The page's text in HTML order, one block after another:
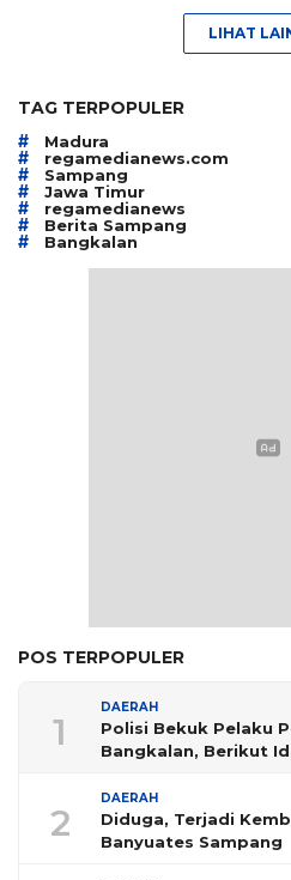
LIHAT
TAG TERPOPULER
# Madura
# regamedianews.com
# Sampang
# Jawa Timur
# regamedianews
# Berita Sampang
# Bangkalan
POS TERPOPULER
1
DAERAH
Polisi Bekuk Pelaku
Bangkalan, Berikut
2
DAERAH
Diduga, Terjadi
Banyuates Sampang